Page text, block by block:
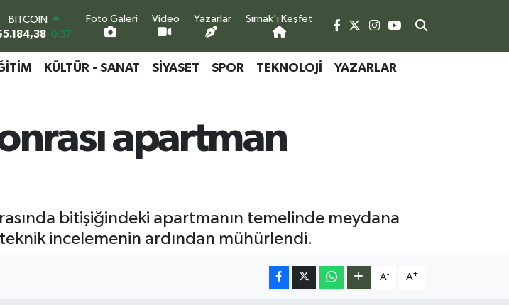
DOLAR
47,7239
0.01
EURO
-0.06
STERLİN
BİST100
Foto Galeri Video Yazarlar Şırnak'ı Keşfet
KÜLTÜR - SANAT SIYASET SPOR TEKNOLOJI YAZARLAR
apartman
bitişiğindeki apartmanın temelinde meydana
incelemenin ardından mühürlendi.
A- A+